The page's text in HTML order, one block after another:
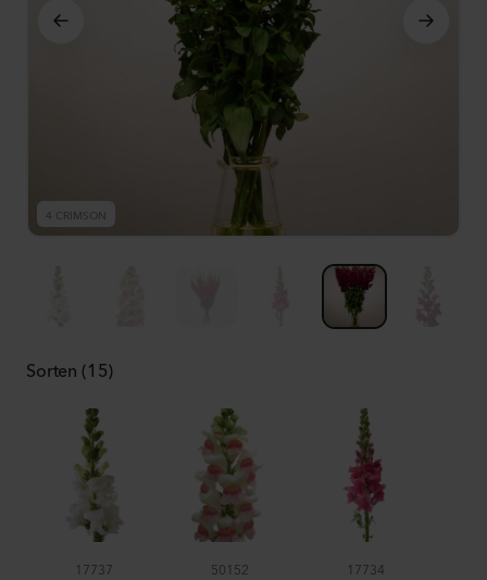
4 CRIMSON
Sorten (15)
17737 50152 17734